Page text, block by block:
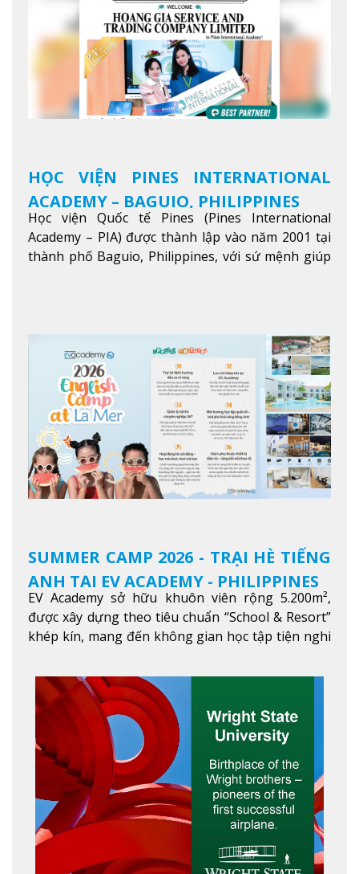
HỌC VIỆN PINES INTERNATIONAL
ACADEMY – BAGUIO, PHILIPPINES
Học viện Quốc tế Pines (Pines International
Academy – PIA) được thành lập vào năm 2001 tại
thành phố Baguio, Philippines, với sứ mệnh giúp
SUMMER CAMP 2026 - TRẠI HÈ TIẾNG
ANH TẠI EV ACADEMY - PHILIPPINES
EV Academy sở hữu khuôn viên rộng 5.200m²,
được xây dựng theo tiêu chuẩn “School & Resort”
khép kín, mang đến không gian học tập tiện nghi
ích hiện đạXem thêm